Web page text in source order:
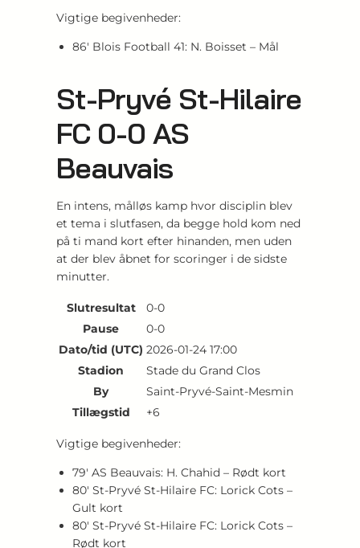
Vigtige begivenheder:
86′ Blois Football 41: N. Boisset – Mål
St-Pryvé St-Hilaire
FC 0-0 AS
Beauvais
En intens, målløs kamp hvor disciplin blev
et tema i slutfasen, da begge hold kom ned
på ti mand kort efter hinanden, men uden
at der blev åbnet for scoringer i de sidste
minutter.
Slutresultat
0-0
Pause
0-0
Dato/tid (UTC) 2026-01-24 17:00
Stadion
Stade du Grand Clos
By
Saint-Pryvé-Saint-Mesmin
Tillægstid
+6
Vigtige begivenheder:
79′ AS Beauvais: H. Chahid – Rødt kort
80′ St-Pryvé St-Hilaire FC: Lorick Cots –
Gult kort
80′ St-Pryvé St-Hilaire FC: Lorick Cots –
Rødt kort